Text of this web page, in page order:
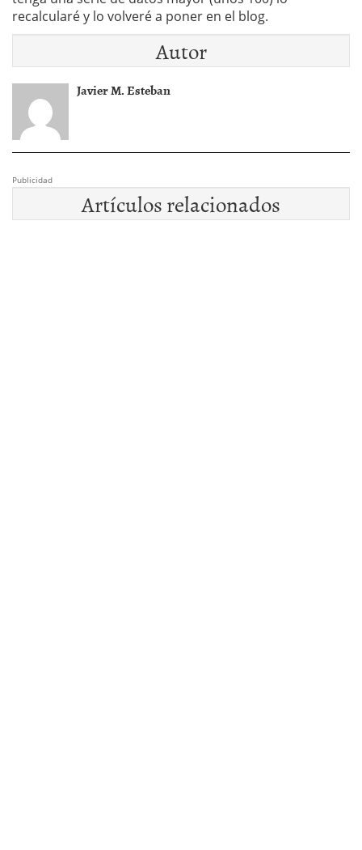
recalcularé y lo volveré a poner en el blog.
Autor
Javier M. Esteban
Publicidad
Artículos relacionados